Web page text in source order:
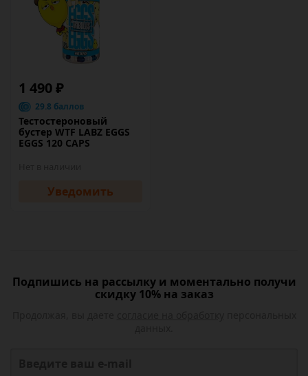
1 490 ₽
29.8 баллов
Тестостероновый
бустер WTF LABZ EGGS
EGGS 120 CAPS
Уведомить
Подпишись на рассылку и моментально получи
скидку 10% на заказ